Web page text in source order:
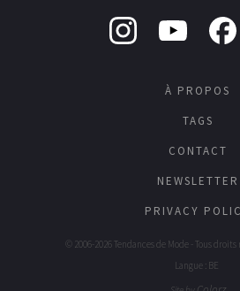
À PROPOS
TAGS
CONTACT
NEWSLETTER
PRIVACY
© 2006-2026 Tendances de Mode - Tous droits
Langue : BE